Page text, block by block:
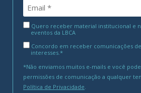
Quero receber material institucional e
eventos da LBCA
Concordo em receber comunicações
interesses.*
*Não enviamos muitos e-mails e você
permissões de comunicação a qualquer
Política de Privacidade.